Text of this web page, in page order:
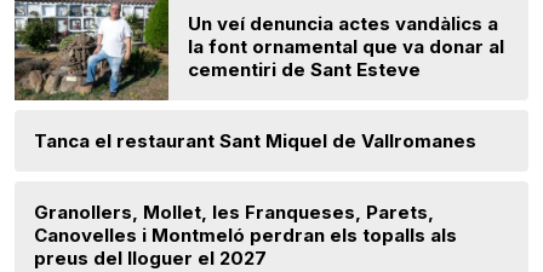
Un veí denuncia actes vandàlics a
la font ornamental que va donar al
cementiri de Sant Esteve
Tanca el restaurant Sant Miquel de Vallromanes
Granollers, Mollet, les Franqueses, Parets,
Canovelles i Montmeló perdran els topalls als
preus del lloguer el 2027